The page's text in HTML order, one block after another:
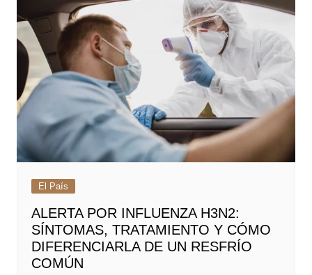
El País
ALERTA POR INFLUENZA H3N2:
SÍNTOMAS, TRATAMIENTO Y CÓMO
DIFERENCIARLA DE UN RESFRÍO
COMÚN